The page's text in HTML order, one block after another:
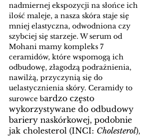
nadmiernej ekspozycji na słońce ich
ilość maleje, a nasza skóra staje się
mniej elastyczna, odwodniona czy
szybciej się starzeje. W serum od
Mohani mamy kompleks 7
ceramidów, które wspomogą ich
odbudowę, złagodzą podrażnienia,
nawilżą, przyczynią się do
uelastycznienia skóry. Ceramidy to
surowce bardzo często
wykorzystywane do odbudowy
bariery naskórkowej, podobnie
jak cholesterol (INCI: Cholesterol),